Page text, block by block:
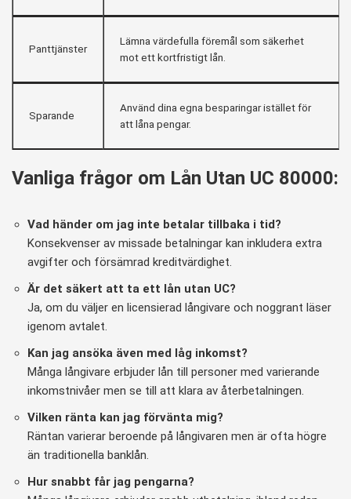
Panttjänster
Lämna värdefulla föremål som säkerhet
mot ett kortfristigt lån.
Sparande
Använd dina egna besparingar istället för
att låna pengar.
Vanliga frågor om Lån Utan UC 80000:
Vad händer om jag inte betalar tillbaka i tid?
Konsekvenser av missade betalningar kan inkludera extra
avgifter och försämrad kreditvärdighet.
Är det säkert att ta ett lån utan UC?
Ja, om du väljer en licensierad långivare och noggrant läser
igenom avtalet.
Kan jag ansöka även med låg inkomst?
Många långivare erbjuder lån till personer med varierande
inkomstnivåer men se till att klara av återbetalningen.
Vilken ränta kan jag förvänta mig?
Räntan varierar beroende på långivaren men är ofta högre
än traditionella banklån.
Hur snabbt får jag pengarna?